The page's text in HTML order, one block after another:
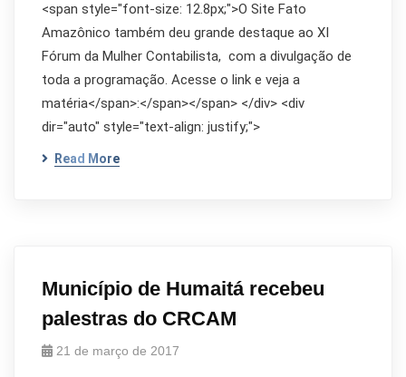
<span style="font-size: 12.8px;">O Site Fato
Amazônico também deu grande destaque ao XI
Fórum da Mulher Contabilista, com a divulgação de
toda a programação. Acesse o link e veja a
matéria</span>:</span></span> </div> <div
dir="auto" style="text-align: justify;">
Read More
Município de Humaitá recebeu
palestras do CRCAM
21 de março de 2017